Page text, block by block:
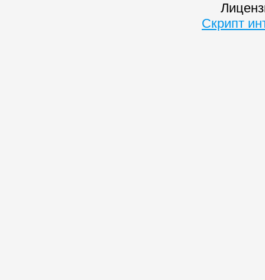
Скрипт